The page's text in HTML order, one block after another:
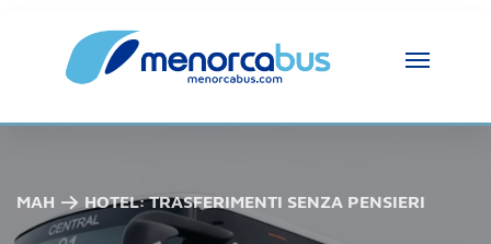
MAH → HOTEL: TRASFERIMENTI SENZA PENSIERI